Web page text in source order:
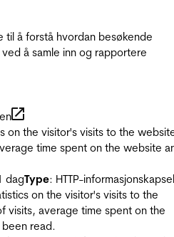
å forstå hvordan besøkende
å samle inn og rapportere
on the visitor's visits to the
time spent on the website
dagType: HTTP-informasjonskapsel
on the visitor's visits to the
visits, average time spent on the
read.